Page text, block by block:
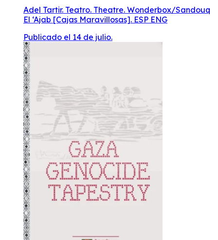
Adel Tartir. Teatro. Theatre. Wonderbox/Sandouq
El ‘Ajab [Cajas Maravillosas]. ESP ENG
Publicado el 14 de julio.